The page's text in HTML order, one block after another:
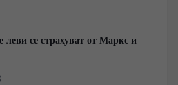
се страхуват от Маркс и